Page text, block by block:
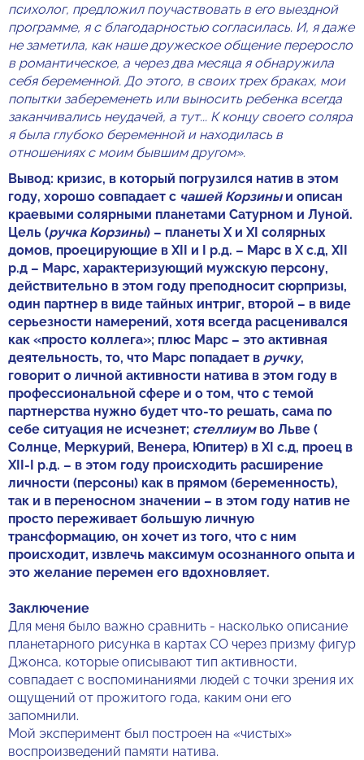
психолог, предложил поучаствовать в его выездной
программе, я с благодарностью согласилась. И, я даже
не заметила, как наше дружеское общение переросло
в романтическое, а через два месяца я обнаружила
себя беременной. До этого, в своих трех браках, мои
попытки забеременеть или выносить ребенка всегда
заканчивались неудачей, а тут... К концу своего соляра
я была глубоко беременной и находилась в
отношениях с моим бывшим другом».
Вывод: кризис, в который погрузился натив в этом
году, хорошо совпадает с чашей Корзиныи описан
краевыми солярными планетами Сатурном и Луной.
Цель (ручка Корзины) – планеты X и XI солярных
домов, проецирующие в XII и I р.д. – Марс в X с.д, XII
р.д – Марс, характеризующий мужскую персону,
действительно в этом году преподносит сюрпризы,
один партнер в виде тайных интриг, второй – в виде
серьезности намерений, хотя всегда расценивался
как «просто коллега»; плюс Марс – это активная
деятельность, то, что Марс попадает в ручку,
говорит о личной активности натива в этом году в
профессиональной сфере и о том, что с темой
партнерства нужно будет что-то решать, сама по
себе ситуация не исчезнет; стеллиумво Льве (
Солнце, Меркурий, Венера, Юпитер) в XI с.д, проец в
XII-I р.д. – в этом году происходить расширение
личности (персоны) как в прямом (беременность),
так и в переносном значении – в этом году натив не
просто переживает большую личную
трансформацию, он хочет из того, что с ним
происходит, извлечь максимум осознанного опыта и
это желание перемен его вдохновляет.
Заключение
Для меня было важно сравнить - насколько описание
планетарного рисунка в картах СО через призму фигур
Джонса, которые описывают тип активности,
совпадает с воспоминаниями людей с точки зрения их
ощущений от прожитого года, каким они его
запомнили.
Мой эксперимент был построен на «чистых»
воспроизведений памяти натива.